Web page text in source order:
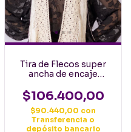
Tira de Flecos super
ancha de encaje
cuerpo. 1.80mt y
flecos 40cm
$106.400,00
$90.440,00 con
Transferencia o
depósito bancario